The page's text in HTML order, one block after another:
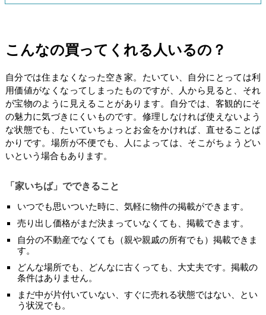
こんなの買ってくれる人いるの？
自分では住まなくなった空き家。たいてい、自分にとっては利
用価値がなくなってしまったものですが、人から見ると、それ
が宝物のように見えることがあります。自分では、客観的にそ
の魅力に気づきにくいものです。修理しなければ使えないよう
な状態でも、たいていちょっとお金をかければ、直せることば
かりです。場所が不便でも、人によっては、そこがちょうどい
いという場合もあります。
「家いちば」でできること
いつでも思いついた時に、気軽に物件の掲載ができます。
売り出し価格がまだ決まっていなくても、掲載できます。
自分の不動産でなくても（親や親戚の所有でも）掲載できま
す。
どんな場所でも、どんなに古くっても、大丈夫です。掲載の
条件はありません。
まだ中が片付いていない、すぐに売れる状態ではない、とい
う状況でも。